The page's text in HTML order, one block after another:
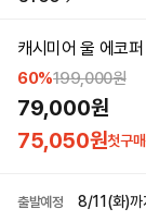
캐시미어 울 에코
60%199,000원
79,000원
75,050원첫구
출발예정 8/11(화)까